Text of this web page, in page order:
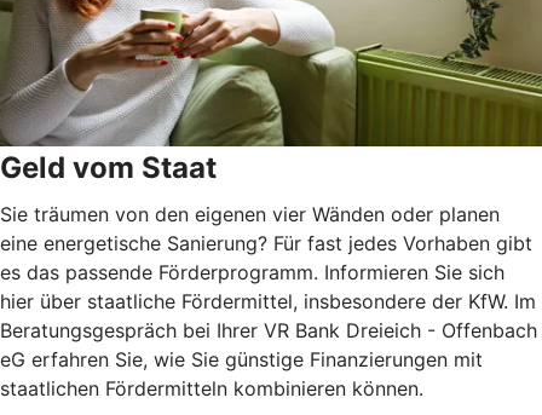
Geld vom Staat
Sie träumen von den eigenen vier Wänden oder planen
eine energetische Sanierung? Für fast jedes Vorhaben gibt
es das passende Förderprogramm. Informieren Sie sich
hier über staatliche Fördermittel, insbesondere der KfW. Im
Beratungsgespräch bei Ihrer VR Bank Dreieich - Offenbach
eG erfahren Sie, wie Sie günstige Finanzierungen mit
staatlichen Fördermitteln kombinieren können.